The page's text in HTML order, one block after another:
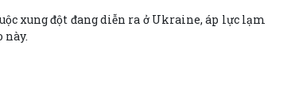
xung đột đang diễn ra ở Ukraine, áp lực lạm
này.